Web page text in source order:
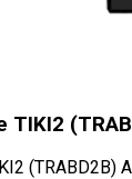
TIKI2
(TRABD2B)